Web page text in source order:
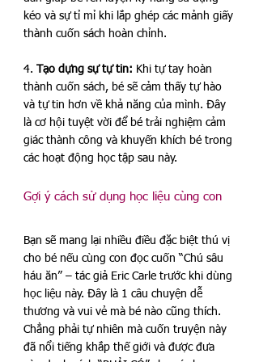
kéo và sự tỉ mỉ khi lắp ghép các mảnh giấy
thành cuốn sách hoàn chỉnh.
4. Tạo dựng sự tự tin: Khi tự tay hoàn
thành cuốn sách, bé sẽ cảm thấy tự hào
và tự tin hơn về khả năng của mình. Đây
là cơ hội tuyệt vời để bé trải nghiệm cảm
giác thành công và khuyến khích bé trong
các hoạt động học tập sau này.
Gợi ý cách sử dụng học liệu cùng con
Bạn sẽ mang lại nhiều điều đặc biệt thú vị
cho bé nếu cùng con đọc cuốn “Chú sâu
háu ăn” – tác giả Eric Carle trước khi dùng
học liệu này. Đây là 1 câu chuyện dễ
thương và vui vẻ mà bé nào cũng thích.
Chẳng phải tự nhiên mà cuốn truyện này
đã nổi tiếng khắp thế giới và được đưa